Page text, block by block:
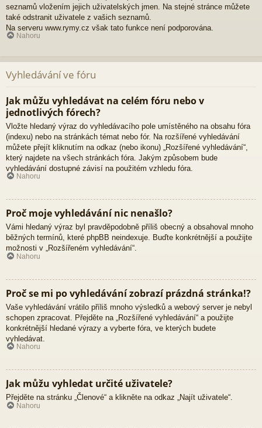
seznamů vložením jejich uživatelských jmen. Na stejné stránce můžete
také odstranit uživatele z vašich seznamů.
Na serveru www.rymy.cz však tato funkce není podporována.
Nahoru
Vyhledávání ve fóru
Jak můžu vyhledávat na celém fóru nebo v
jednotlivých fórech?
Vložte hledaný výraz do vyhledávacího pole umístěného na obsahu fóra
(indexu) nebo na stránkách témat nebo fór. Na rozšířené vyhledávání
můžete přejít kliknutím na odkaz (nebo ikonu) „Rozšířené vyhledávání“,
který najdete na všech stránkách fóra. Jakým způsobem bude
vyhledávání dostupné závisí na použitém vzhledu fóra.
Nahoru
Proč moje vyhledávání nic nenašlo?
Vámi hledaný výraz byl pravděpodobně příliš obecný a obsahoval mnoho
běžných termínů, které phpBB neindexuje. Buďte konkrétnější a použijte
možnosti v „Rozšířeném vyhledávání“.
Nahoru
Proč se mi po vyhledávání zobrazí prázdná stránka!?
Vaše vyhledávání vrátilo příliš mnoho výsledků a webový server je nebyl
schopen zpracovat. Přejděte na „Rozšířené vyhledávání“ a použijte
konkrétnější hledané výrazy a vyberte fóra, ve kterých budete
vyhledávat.
Nahoru
Jak můžu vyhledat určité uživatele?
Přejděte na stránku „Členové“ a klikněte na odkaz „Najít uživatele“.
Nahoru